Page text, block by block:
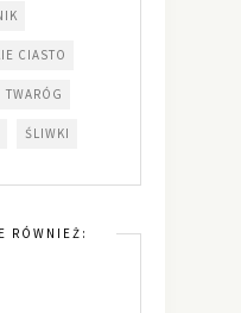
CIASTO
TWARÓG
ŚLIWKI
RÓWNIEŻ: